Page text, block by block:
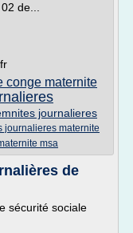
de...
conge maternite
journalieres
journalieres maternite
msa
de
sécurité sociale